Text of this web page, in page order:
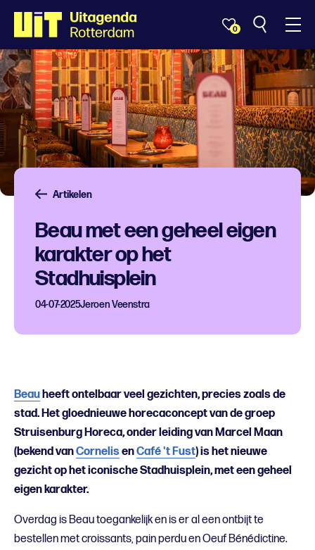
0
Artikelen
Beau met een geheel eigen
karakter op het
Stadhuisplein
04-07-2025Jeroen Veenstra
Beauheeft ontelbaar veel gezichten, precies zoals de
stad. Het gloednieuwe horecaconcept van de groep
Struisenburg Horeca, onder leiding van Marcel Maan
(bekend vanCornelisenCafé 't Fust) is het nieuwe
gezicht op het iconische Stadhuisplein, met een geheel
eigen karakter.
Overdag is Beau toegankelijk en is er al een ontbijt te
bestellen met croissants, pain perdu en Oeuf Bénédictine.